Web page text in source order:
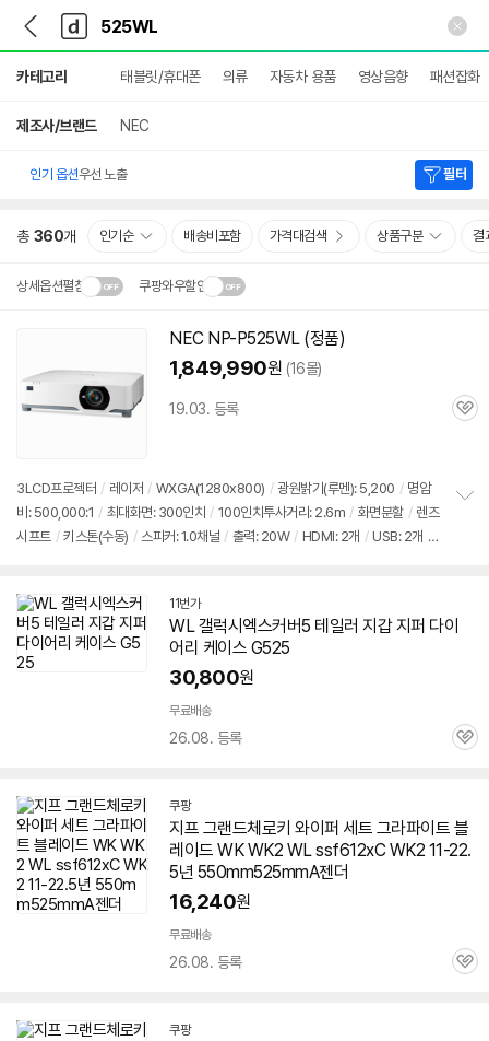
다
나
와
가
기
다
와
메
인
카테고리 태블릿/휴대폰 의류 자동차 용품 영상음향 패션잡화
제조사/브랜드 NEC
인기 옵션우선 노출 필터
총 360개 인기순 배송비포함 가격대검색 상품구분 결
상세옵션펼침 쿠팡와우할인
기
NEC NP-P525WL (정품)
1,849,990원 (16몰)
19.03. 등록
관
3LCD프로젝터 / 레이저 / WXGA(1280x800) / 광원밝기(루멘): 5,200 / 명암
비: 500,000:1 / 최대화면: 300인치 / 100인치투사거리: 2.6m / 화면분할 / 렌즈
시프트 / 키스톤(수동) / 스피커: 1.0채널 / 출력: 20W / HDMI: 2개 / USB: 2개 /
11번가
WL 갤럭시엑스커버5 테일러 지갑 지퍼 다이
어리 케이스 G525
30,800원
무료배송
26.08. 등록
관
쿠팡
지프 그랜드체로키 와이퍼 세트 그라파이트 블
레이드 WK WK2 WL ssf612xC WK2 11-22.
5년 550mm525mmA젠더
16,240원
무료배송
26.08. 등록
관
쿠팡